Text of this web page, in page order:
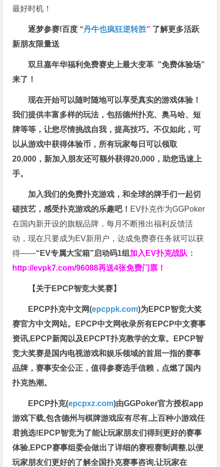
最好时机！
逐梦参赛!百度 “丹牛也疯狂逆转胜” 了解更多活跃
新朋友限量送
双旦嘉年华福利免费赛史上最大变革 ”免费体验场”
来了！
现在开始可以随时随地可以享受真实的游戏体验！
我们提供丰富多样的玩法，包括德州扑克、奥马哈、短
牌等等，让您尽情挑战自我，提高技巧。不仅如此，可
以从游戏中获得体验币，所有玩家每日可以领取
20,000，新加入朋友还可额外获得20,000，助您迅速上
手。
加入我们的免费扑克游戏，和全球的牌手们一起切
磋技艺，感受扑克游戏的乐趣吧！ EV扑克作为GGPoker
在国内新开设的旗舰品牌，每月不断推出福利反馈活
动，现在只要成为EV新用户，达成免费赛任务就可以获
得——“EV专属大宝箱”启动码1组 加入EV扑克战队：
http://evpk7.com/96088再送4张免费门票！
【关于EPCP智竞大奖赛】
EPCP扑克中文网(epcppk.com)为EPCP智竞大奖
赛官方中文网站。EPCP中文网收录所有EPCP中文赛事
资讯,EPCP新闻以及EPCPT扑克教学的文章。EPCP智
竞大奖赛是国内电视游戏和娱乐领域的首屈一指的赛事
品牌，赛事安全公正，值得参赛选手信赖，点燃了国内
扑克热潮。
EPCP扑克(epcpxz.com)由GGPoker官方授权app
游戏下载,包含德州与棋牌游戏应有尽有,上百种小游戏任
君挑选!EPCP智竞为了能让玩家朋友们得到更好的赛事
体验,EPCP赛事组委会做出了详细的赛程赛制调整,以便
玩家朋友们更好的了解全国扑克赛事咨询,让玩家在